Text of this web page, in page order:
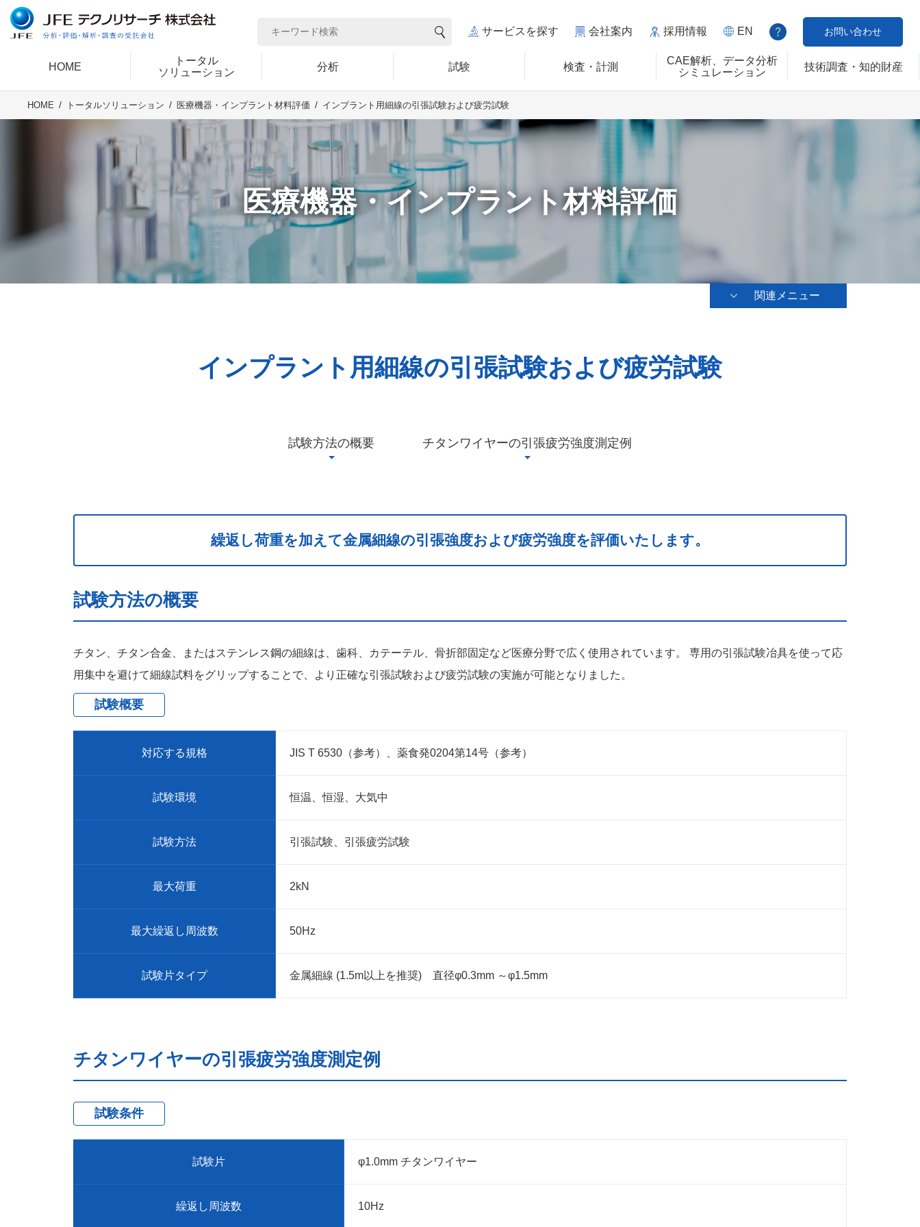
HOME
トータル
ソリューション
分析 試験 検査・計測
CAE解析、データ分析
シミュレーション
技術調査・知的財産
サービスを探す 会社案内 採用情報 EN お問い合わせ
HOME トータルソリューション 医療機器・インプラント材料評価 インプラント用細線の引張試験および疲労試験
医療機器・インプラント材料評価
関連メニュー
インプラント用細線の引張試験および疲労試験
試験方法の概要 チタンワイヤーの引張疲労強度測定例
繰返し荷重を加えて金属細線の引張強度および疲労強度を評価いたします。
試験方法の概要
チタン、チタン合金、またはステンレス鋼の細線は、歯科、カテーテル、骨折部固定など医療分野で広く使用されています。 専用の引張試験冶具を使って応
用集中を避けて細線試料をグリップすることで、より正確な引張試験および疲労試験の実施が可能となりました。
試験概要
対応する規格 JIS T 6530（参考）、薬食発0204第14号（参考）
試験環境 恒温、恒湿、大気中
試験方法 引張試験、引張疲労試験
最大荷重 2kN
最大繰返し周波数 50Hz
試験片タイプ 金属細線 (1.5m以上を推奨) 直径φ0.3mm ～φ1.5mm
チタンワイヤーの引張疲労強度測定例
試験条件
試験片 φ1.0mm チタンワイヤー
繰返し周波数 10Hz